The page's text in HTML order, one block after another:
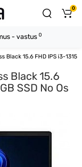
0
Black 15.6 FHD IPS i3-
Black 15.6
SSD No Os
- vastus 0